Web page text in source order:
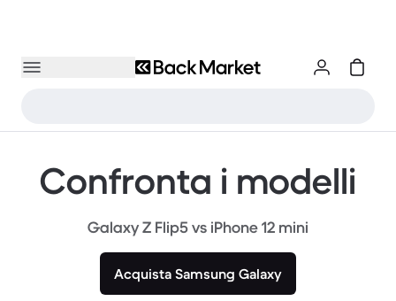
Confronta i modelli
Galaxy Z Flip5 vs iPhone 12 mini
Acquista Samsung Galaxy